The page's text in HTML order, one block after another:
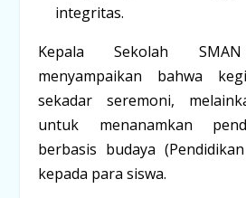
integritas.
Kepala Sekolah
menyampaikan bahwa
sekadar seremoni,
untuk menanamkan
berbasis budaya
kepada para siswa.